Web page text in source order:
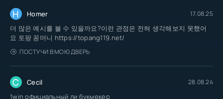
H Homer 17.08.25
더 많은 예시를 볼 수 있을까요?이런 관점은 전혀 생각해보지 못했어
요 토팡 꽁머니 https://topang119.net/
ПОСТУЧИ В МОЮ ДВЕРЬ
C Cecil 28.08.24
1win официальный ли букмекер